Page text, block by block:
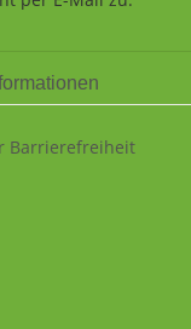
Barrierefreiheit